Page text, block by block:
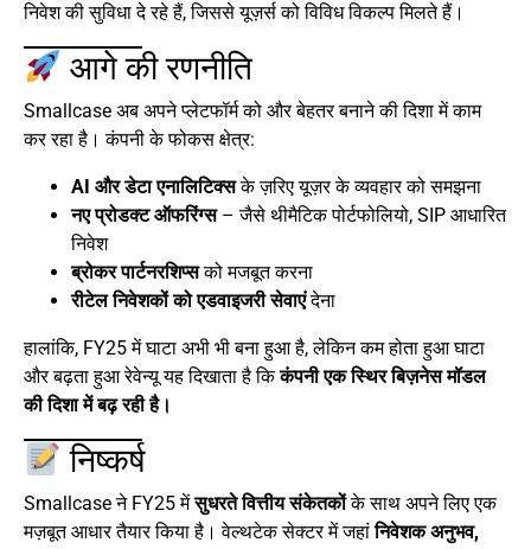
निवेश की सुविधा दे रहे हैं, जिससे यूज़र्स को विविध विकल्प मिलते हैं।
आगे की रणनीति
Smallcase अब अपने प्लेटफॉर्म को और बेहतर बनाने की दिशा में काम
कर रहा है। कंपनी के फोकस क्षेत्र:
AI और डेटा एनालिटिक्सके ज़रिए यूज़र के व्यवहार को समझना
नए प्रोडक्ट ऑफरिंग्स– जैसे थीमैटिक पोर्टफोलियो, SIP आधारित
निवेश
ब्रोकर पार्टनरशिप्सको मजबूत करना
रीटेल निवेशकों को एडवाइजरी सेवाएंदेना
हालांकि, FY25 में घाटा अभी भी बना हुआ है, लेकिन कम होता हुआ घाटा
और बढ़ता हुआ रेवेन्यू यह दिखाता है किकंपनी एक स्थिर बिज़नेस मॉडल
की दिशा में बढ़ रही है।
निष्कर्ष
Smallcase ने FY25 मेंसुधरते वित्तीय संकेतकोंके साथ अपने लिए एक
मज़बूत आधार तैयार किया है। वेल्थटेक सेक्टर में जहांनिवेशक अनुभव,